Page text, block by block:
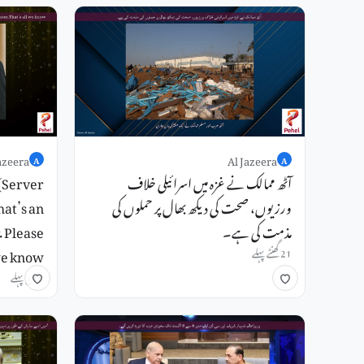
A
Al Jazeera
آٹھ ممالک نے غزہ میں اسرائیلی خلاف
ورزیوں، صحت کی دیکھ بھال پر حملوں کی
مذمت کی ہے۔
21 گھنٹے پہلے
A
an
know.
1 دن پہلے